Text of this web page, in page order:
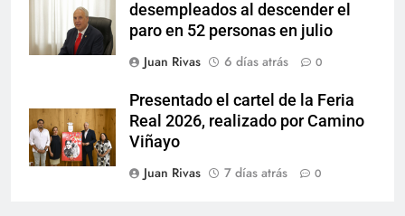
desempleados al descender el
paro en 52 personas en julio
Juan Rivas
6 días atrás 0
Presentado el cartel de la Feria
Real 2026, realizado por Camino
Viñayo
Juan Rivas
7 días atrás 0